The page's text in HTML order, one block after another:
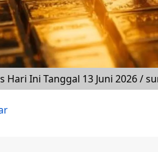
Hari Ini Tanggal 13 Juni 2026 /